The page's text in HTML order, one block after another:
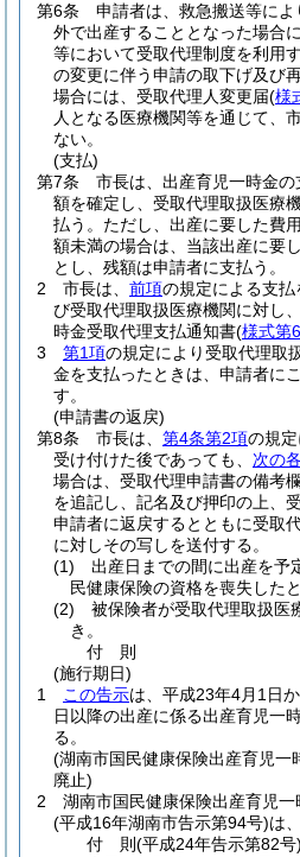
第6条
申請者は、救急搬送等に
外で出産することとなった場合
等において受取代理制度を利用
の変更に伴う申請の取下げ及び
場合には、受取代理人変更届(様
人となる医療機関等を通じて、
ない。
(支払)
第7条
市長は、出産育児一時金
額を確定し、受取代理取扱医療
払う。 ただし、出産に要した費
額未満の場合は、当該出産に要
とし、残額は申請者に支払う。
2
市長は、 前項の規定による支
び受取代理取扱医療機関に対し
時金受取代理支払通知書(様式第
3
第1項の規定により受取代理取
金を支払ったときは、申請者に
す。
(申請書の返戻)
第8条
市長は、 第4条第2項の規
受け付けた後であっても、 次の
場合は、受取代理申請書の備考
を追記し、記名及び押印の上、
申請者に返戻するとともに受取
に対しその写しを送付する。
(1)
出産日までの間に出産を予
民健康保険の資格を喪失したと
(2)
被保険者が受取代理取扱医
き。
付 則
(施行期日)
1
この告示は、平成23年4月1日
日以降の出産に係る出産育児一
る。
(湖南市国民健康保険出産育児一
廃止)
2
湖南市国民健康保険出産育児
(平成16年湖南市告示第94号)は
付 則(平成24年告示第82号)